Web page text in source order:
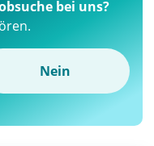
bei uns?
Nein